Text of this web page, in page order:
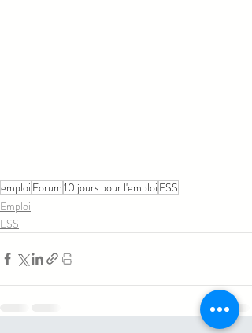
emploi Forum10 jours pour l'emploi ESS
Emploi
ESS